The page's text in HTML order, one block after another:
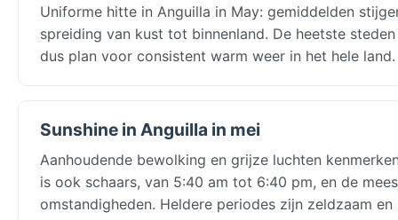
Uniforme hitte in Anguilla in May: gemiddelden
spreiding van kust tot binnenland. De heetste
dus plan voor consistent warm weer in het hele land.
Sunshine in Anguilla in mei
Aanhoudende bewolking en grijze luchten
is ook schaars, van 5:40 am tot 6:40 pm, en de
omstandigheden. Heldere periodes zijn zeldzaam